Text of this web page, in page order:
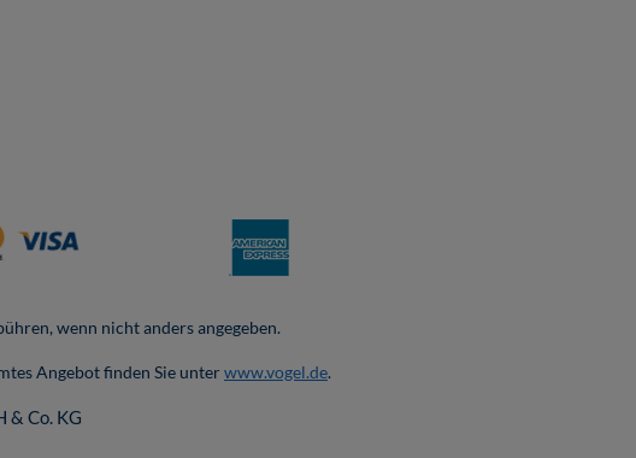
wenn nicht anders angegeben.
Angebot finden Sie unterwww.vogel.de.
& Co. KG